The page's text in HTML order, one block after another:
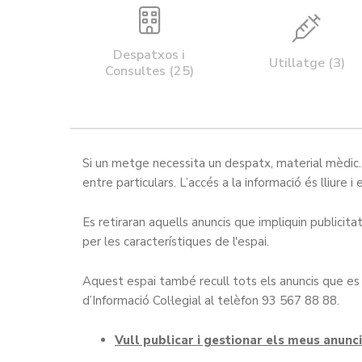
Despatxos i
Consultes (25)
Utillatge (3)
Si un metge necessita un despatx, material
entre particulars. L’accés a la informació és
Es retiraran aquells anuncis que impliquin
per les característiques de l'espai.
Aquest espai també recull tots els anuncis que
d’Informació Col·legial al telèfon 93 567 88 88.
Vull publicar i gestionar els meus